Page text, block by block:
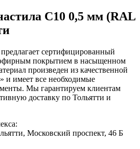
С10 0,5 мм (RAL
сертифицированный
покрытием в насыщенном
произведен из качественной
и имеет все необходимые
Мы гарантируем клиентам
доставку по Тольятти и
Московский проспект, 46 Б